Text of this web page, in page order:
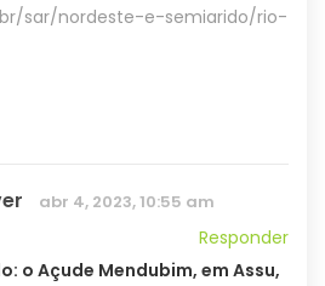
sar/nordeste-e-semiarido/rio-
abr 4, 2023, 10:55 am
Responder
o Açude Mendubim, em Assu,